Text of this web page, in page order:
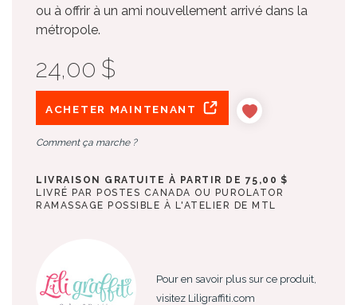
ou à offrir à un ami nouvellement arrivé dans la
métropole.
24,00 $
ACHETER MAINTENANT
Comment ça marche ?
LIVRAISON GRATUITE À PARTIR DE 75,00 $
LIVRÉ PAR POSTES CANADA OU PUROLATOR
RAMASSAGE POSSIBLE À L'ATELIER DE MTL
Pour en savoir plus sur ce produit,
visitez Liligraffiti.com